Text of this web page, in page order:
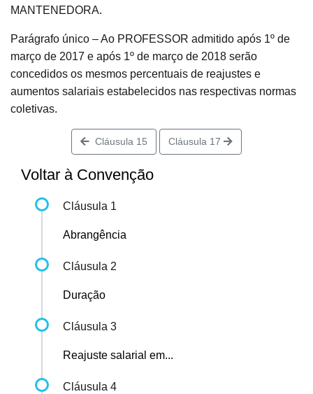
MANTENEDORA.
Parágrafo único – Ao PROFESSOR admitido após 1º de
março de 2017 e após 1º de março de 2018 serão
concedidos os mesmos percentuais de reajustes e
aumentos salariais estabelecidos nas respectivas normas
coletivas.
Cláusula 15 Cláusula 17
Voltar à Convenção
Cláusula 1
Abrangência
Cláusula 2
Duração
Cláusula 3
Reajuste salarial em...
Cláusula 4